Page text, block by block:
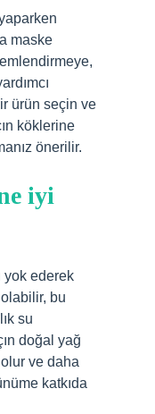
maske
ürün seçin ve
köklerine
önerilir.
iyi
yok ederek
bu
su
doğal yağ
ve daha
katkıda